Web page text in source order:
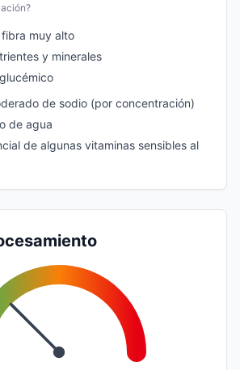
muy alto
y minerales
de sodio (por concentración)
de agua
de algunas vitaminas sensibles al